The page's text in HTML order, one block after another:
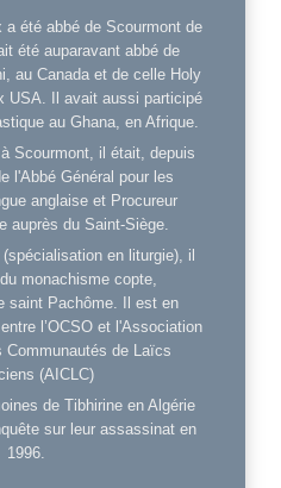
a été abbé de Scourmont de
été auparavant abbé de
au Canada et de celle Holy
USA. Il avait aussi participé
au Ghana, en Afrique.
Scourmont, il était, depuis
l'Abbé Général pour les
anglaise et Procureur
auprès du Saint-Siège.
en liturgie), il
monachisme copte,
saint Pachôme. Il est en
l’OCSO et l'Association
Communautés de Laïcs
(AICLC)
de Tibhirine en Algérie
sur leur assassinat en
1996.